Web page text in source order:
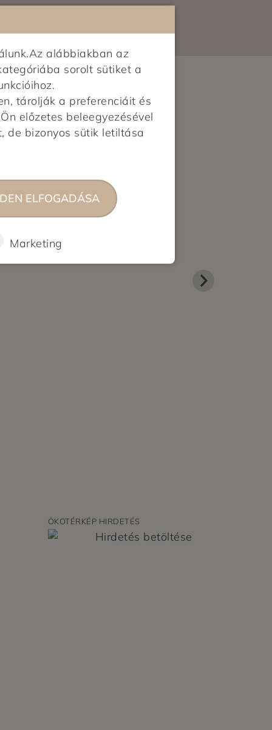
ÖKOTÉRKÉP HIRDETÉS
alábbiakban az
sorolt sütiket a
tárolják a preferenciáit és
előzetes beleegyezésével
de bizonyos sütik letiltása
ELFOGADÁSA
Marketing